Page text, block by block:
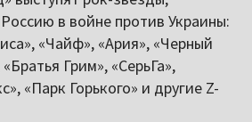
в войне против Украины:
«Чайф», «Ария», «Черный
Грим», «СерьГа»,
«Парк Горького» и другие Z-